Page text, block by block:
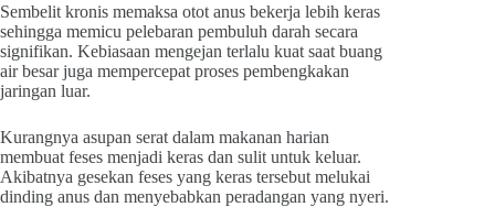
Sembelit kronis memaksa otot anus bekerja lebih keras
sehingga memicu pelebaran pembuluh darah secara
signifikan. Kebiasaan mengejan terlalu kuat saat buang
air besar juga mempercepat proses pembengkakan
jaringan luar.
Kurangnya asupan serat dalam makanan harian
membuat feses menjadi keras dan sulit untuk keluar.
Akibatnya gesekan feses yang keras tersebut melukai
dinding anus dan menyebabkan peradangan yang nyeri.